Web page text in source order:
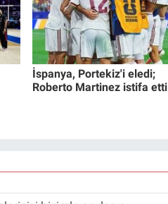
İspanya, Portekiz'i eledi;
Roberto Martinez istifa etti